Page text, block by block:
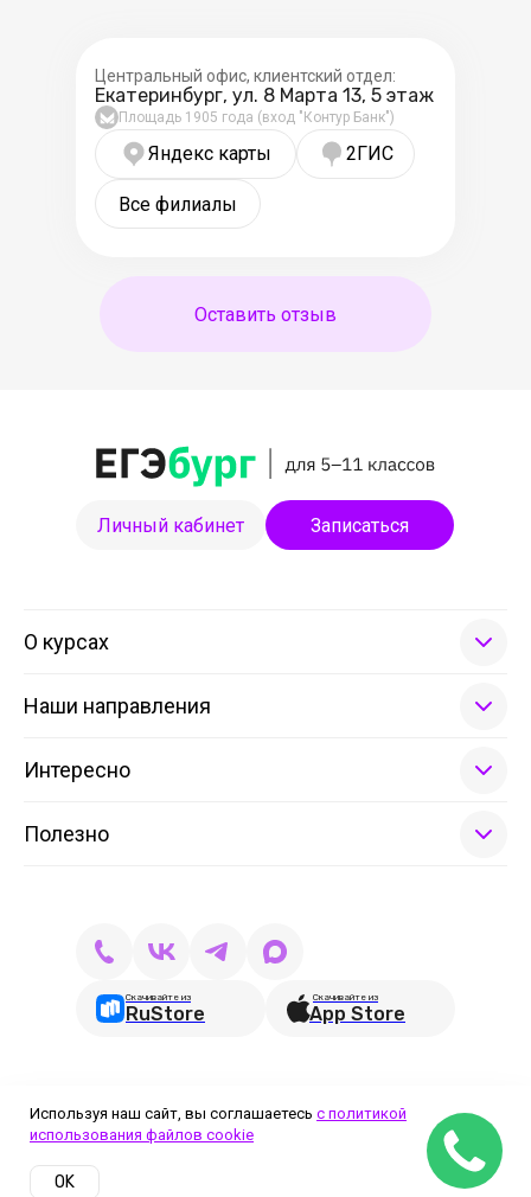
Центральный офис, клиентский отдел:
Екатеринбург, ул. 8 Марта 13, 5 этаж
Площадь 1905 года (вход "Контур Банк")
Яндекс карты 2ГИС
Все филиалы
Оставить отзыв
Личный кабинет Записаться
О курсах
Наши направления
Интересно
Полезно
Скачивайте из
RuStore
Скачивайте из
App Store
Сведения об организации Политика обработки
Используя наш сайт, вы соглашаетесь с политикой
использования файлов cookie
OK